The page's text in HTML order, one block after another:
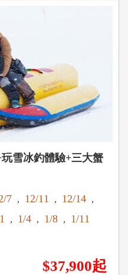
雪冰釣體驗+三大蟹
7 , 12/11 , 12/14 ,
, 1/4 , 1/8 ,
1/11
$37,900起